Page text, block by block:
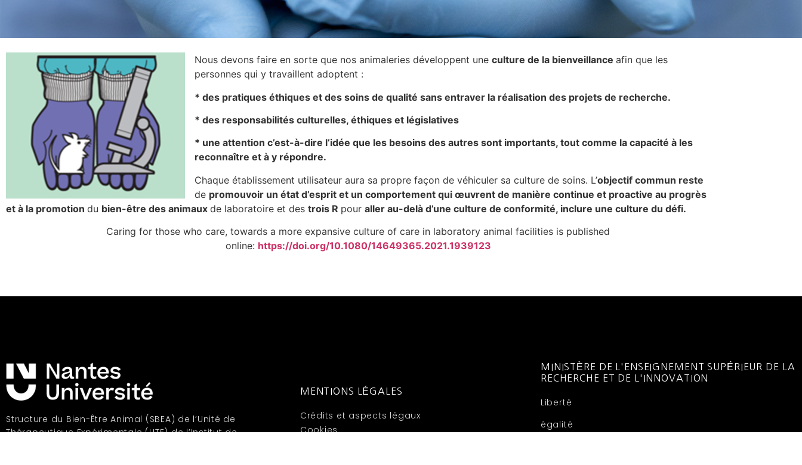
Nous devons faire en sorte que nos animaleries développent une culture de la bienveillance afin que les
personnes qui y travaillent adoptent :
* des pratiques éthiques et des soins de qualité sans entraver la réalisation des projets de recherche.
* des responsabilités culturelles, éthiques et législatives
* une attention c’est-à-dire l’idée que les besoins des autres sont importants, tout comme la capacité à les
reconnaître et à y répondre.
Chaque établissement utilisateur aura sa propre façon de véhiculer sa culture de soins. L’objectif commun reste
de promouvoir un état d’esprit et un comportement qui œuvrent de manière continue et proactive au progrès
et à la promotion du bien-être des animaux de laboratoire et des trois R pour aller au-delà d’une culture de conformité, inclure une culture du défi.
Caring for those who care, towards a more expansive culture of care in laboratory animal facilities is published
online: https://doi.org/10.1080/14649365.2021.1939123
Structure du Bien-Être Animal (SBEA) de l’Unité de
Thérapeutique Expérimentale (UTE) de l’Institut de
MENTIONS LÉGALES
Crédits et aspects légaux
Cookies
MINISTÈRE DE L'ENSEIGNEMENT SUPÉRIEUR DE LA
RECHERCHE ET DE L'INNOVATION
Liberté
égalité